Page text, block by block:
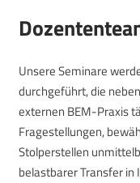
Unsere Seminare
durchgeführt, die
externen BEM-Praxis
Fragestellungen,
Stolperstellen
belastbarer Transfer in